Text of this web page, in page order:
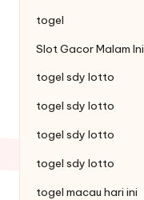
togel
Slot Gacor Malam Ini
togel sdy lotto
togel sdy lotto
togel sdy lotto
togel sdy lotto
togel macau hari ini